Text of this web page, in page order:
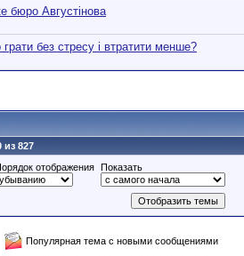
бюро Августінова
без стресу і втратити менше?
из 827
отображения Показать
Популярная тема с новыми сообщениями